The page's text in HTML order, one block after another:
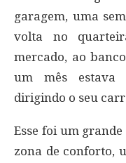
garagem, uma
volta no
mercado, ao
um mês estava
dirigindo o seu
Esse foi um
zona de conforto,